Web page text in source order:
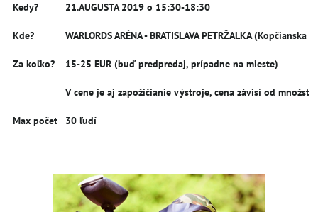
Kedy? 21.AUGUSTA 2019 o 15:30-18:30
Kde? WARLORDS ARÉNA - BRATISLAVA PETRŽALKA (Kopčianska
Za koľko? 15-25 EUR (buď predpredaj, prípadne na mieste)
V cene je aj zapožičianie výstroje, cena závisí od
Max počet 30 ľudí